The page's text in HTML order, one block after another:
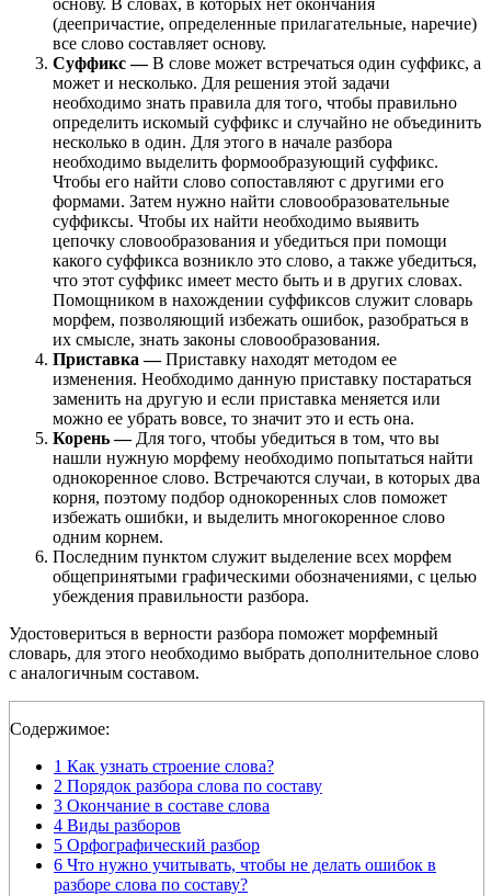
основу. В словах, в которых нет окончания
(деепричастие, определенные прилагательные, наречие)
все слово составляет основу.
Суффикс —В слове может встречаться один суффикс, а
может и несколько. Для решения этой задачи
необходимо знать правила для того, чтобы правильно
определить искомый суффикс и случайно не объединить
несколько в один. Для этого в начале разбора
необходимо выделить формообразующий суффикс.
Чтобы его найти слово сопоставляют с другими его
формами. Затем нужно найти словообразовательные
суффиксы. Чтобы их найти необходимо выявить
цепочку словообразования и убедиться при помощи
какого суффикса возникло это слово, а также убедиться,
что этот суффикс имеет место быть и в других словах.
Помощником в нахождении суффиксов служит словарь
морфем, позволяющий избежать ошибок, разобраться в
их смысле, знать законы словообразования.
Приставка —Приставку находят методом ее
изменения. Необходимо данную приставку постараться
заменить на другую и если приставка меняется или
можно ее убрать вовсе, то значит это и есть она.
Корень —Для того, чтобы убедиться в том, что вы
нашли нужную морфему необходимо попытаться найти
однокоренное слово. Встречаются случаи, в которых два
корня, поэтому подбор однокоренных слов поможет
избежать ошибки, и выделить многокоренное слово
одним корнем.
Последним пунктом служит выделение всех морфем
общепринятыми графическими обозначениями, с целью
убеждения правильности разбора.
Удостовериться в верности разбора поможет морфемный
словарь, для этого необходимо выбрать дополнительное слово
с аналогичным составом.
Содержимое:
1 Как узнать строение слова?
2 Порядок разбора слова по составу
3 Окончание в составе слова
4 Виды разборов
5 Орфографический разбор
6 Что нужно учитывать, чтобы не делать ошибок в
разборе слова по составу?